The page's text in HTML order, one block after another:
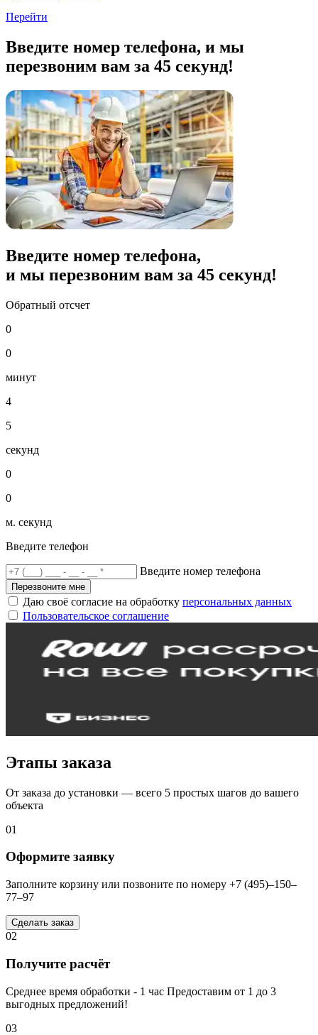
Перейти
Введите номер телефона, и мы
перезвоним вам за 45 секунд!
Введите номер телефона,
и мы перезвоним вам за 45 секунд!
Обратный отсчет
0
0
минут
4
5
секунд
0
0
м. секунд
Введите телефон
Введите номер телефона
Перезвоните мне
Даю своё согласие на обработку персональных данных
Пользовательское соглашение
Этапы заказа
От заказа до установки — всего 5 простых шагов до вашего
объекта
01
Оформите заявку
Заполните корзину или позвоните по номеру +7 (495)–150–
77–97
Сделать заказ
02
Получите расчёт
Среднее время обработки - 1 час Предоставим от 1 до 3
выгодных предложений!
03